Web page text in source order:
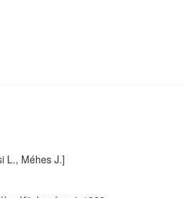
L., Méhes J.]